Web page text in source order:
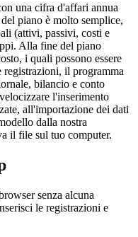
una cifra d'affari annua
piano è molto semplice,
(attivi, passivi, costi e
Alla fine del piano
i quali possono essere
registrazioni, il programma
bilancio e conto
l'inserimento
all'importazione dei dati
dalla nostra
il file sul tuo computer.
senza alcuna
le registrazioni e